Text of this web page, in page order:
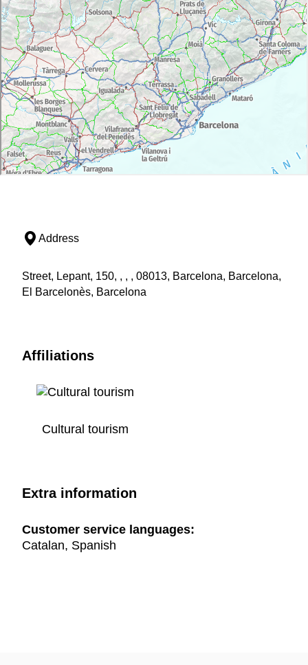
Address
Street, Lepant, 150, , , , 08013, Barcelona, Barcelona,
El Barcelonès, Barcelona
Affiliations
Cultural tourism
Extra information
Customer service languages:
Catalan, Spanish